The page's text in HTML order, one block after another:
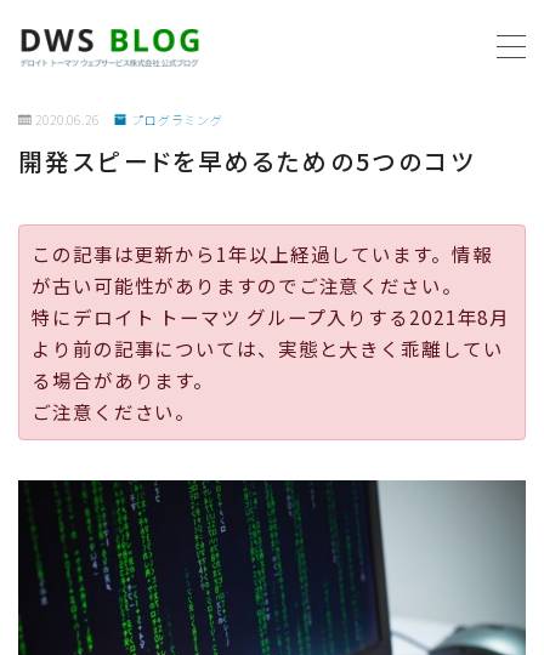
ホーム
AWS
プログラミング
リモートワーク
社内制度
採用
公式ページ
2020.06.26 プログラミング
開発スピードを早めるための5つのコツ
この記事は更新から1年以上経過しています。情報
が古い可能性がありますのでご注意ください。
特にデロイト トーマツ グループ入りする2021年8月
より前の記事については、実態と大きく乖離してい
る場合があります。
ご注意ください。